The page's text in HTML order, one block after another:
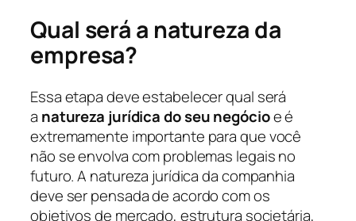
Qual será a natureza da
empresa?
Essa etapa deve estabelecer qual será
a natureza jurídica do seu negócioe é
extremamente importante para que você
não se envolva com problemas legais no
futuro. A natureza jurídica da companhia
deve ser pensada de acordo com os
objetivos de mercado, estrutura societária,